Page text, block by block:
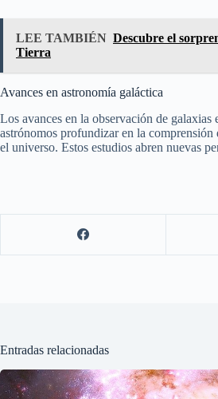
LEE TAMBIÉN Descubre el
Tierra
Avances en astronomía galáctica
Los avances en la observación de
astrónomos profundizar en la
el universo. Estos estudios abren nuevas
Entradas relacionadas